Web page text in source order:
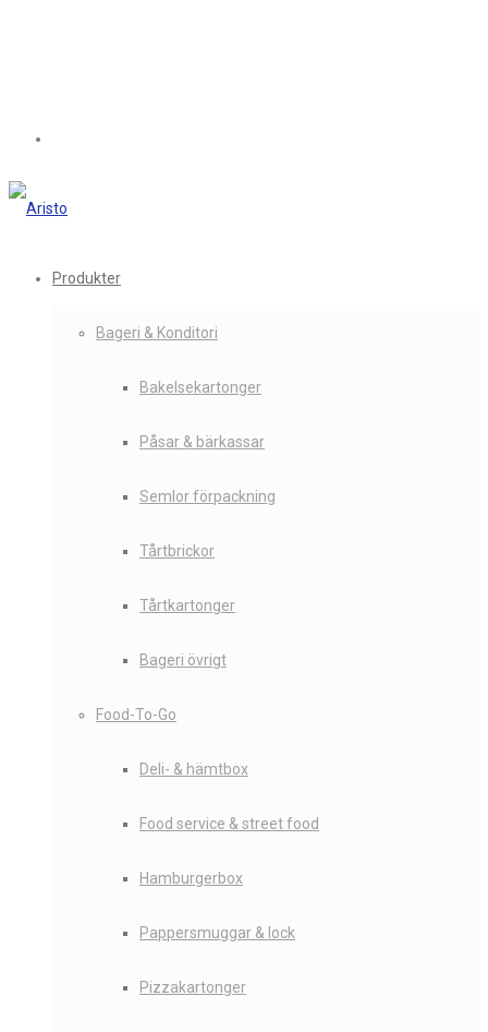
Produkter
Bageri & Konditori
Bakelsekartonger
Påsar & bärkassar
Semlor förpackning
Tårtbrickor
Tårtkartonger
Bageri övrigt
Food-To-Go
Deli- & hämtbox
Food service & street food
Hamburgerbox
Pappersmuggar & lock
Pizzakartonger